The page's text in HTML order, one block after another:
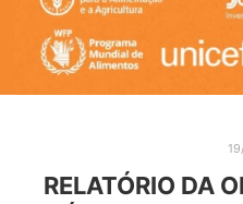
RELATÓRIO DA